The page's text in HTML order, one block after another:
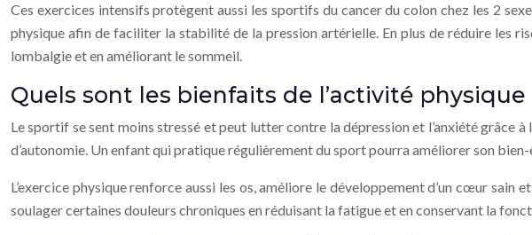
Ces exercices intensifs protègent aussi les sportifs du cancer du colon chez les 2
physique afin de faciliter la stabilité de la pression artérielle. En plus de réduire les
lombalgie et en améliorant le sommeil.
Quels sont les bienfaits de l’activité physique
Le sportif se sent moins stressé et peut lutter contre la dépression et l’anxiété grâce
d’autonomie. Un enfant qui pratique régulièrement du sport pourra améliorer son
L’exercice physique renforce aussi les os, améliore le développement d’un cœur sain
soulager certaines douleurs chroniques en réduisant la fatigue et en conservant la